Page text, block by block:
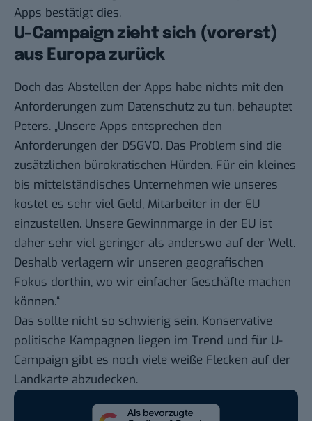
Apps bestätigt dies.
U-Campaign zieht sich (vorerst)
aus Europa zurück
Doch das Abstellen der Apps habe nichts mit den
Anforderungen zum Datenschutz zu tun, behauptet
Peters. „Unsere Apps entsprechen den
Anforderungen der DSGVO. Das Problem sind die
zusätzlichen bürokratischen Hürden. Für ein kleines
bis mittelständisches Unternehmen wie unseres
kostet es sehr viel Geld, Mitarbeiter in der EU
einzustellen. Unsere Gewinnmarge in der EU ist
daher sehr viel geringer als anderswo auf der Welt.
Deshalb verlagern wir unseren geografischen
Fokus dorthin, wo wir einfacher Geschäfte machen
können.“
Das sollte nicht so schwierig sein. Konservative
politische Kampagnen liegen im Trend und für U-
Campaign gibt es noch viele weiße Flecken auf der
Landkarte abzudecken.